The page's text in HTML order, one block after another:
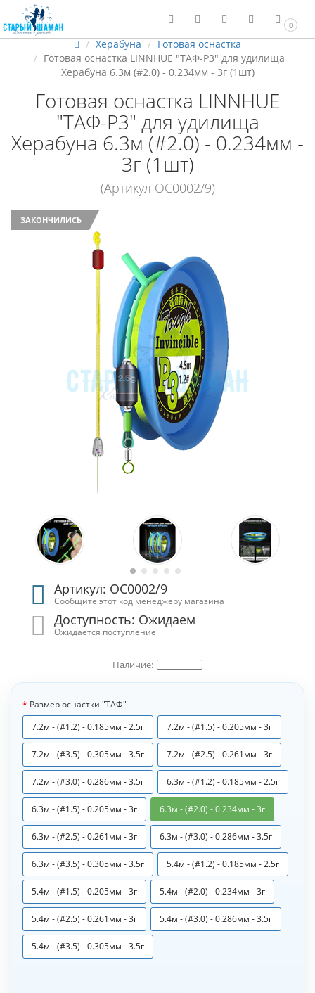
0
Херабуна
Готовая оснастка
Готовая оснастка LINNHUE "ТАФ-P3" для удилища
Херабуна 6.3м (#2.0) - 0.234мм - 3г (1шт)
Готовая оснастка LINNHUE
"ТАФ-P3" для удилища
Херабуна 6.3м (#2.0) - 0.234мм -
3г (1шт)
(Артикул ОС0002/9)
ЗАКОНЧИЛИСЬ
Артикул: ОС0002/9
Сообщите этот код менеджеру магазина
Доступность: Ожидаем
Ожидается поступление
Размер оснастки "ТАФ"
7.2м - (#1.2) - 0.185мм - 2.5г
7.2м - (#1.5) - 0.205мм - 3г
7.2м - (#3.5) - 0.305мм - 3.5г 7.2м - (#2.5) - 0.261мм - 3г
7.2м - (#3.0) - 0.286мм - 3.5г 6.3м - (#1.2) - 0.185мм - 2.5г
6.3м - (#1.5) - 0.205мм - 3г 6.3м - (#2.0) - 0.234мм - 3г
6.3м - (#2.5) - 0.261мм - 3г 6.3м - (#3.0) - 0.286мм - 3.5г
6.3м - (#3.5) - 0.305мм - 3.5г 5.4м - (#1.2) - 0.185мм - 2.5г
5.4м - (#1.5) - 0.205мм - 3г 5.4м - (#2.0) - 0.234мм - 3г
5.4м - (#2.5) - 0.261мм - 3г 5.4м - (#3.0) - 0.286мм - 3.5г
5.4м - (#3.5) - 0.305мм - 3.5г